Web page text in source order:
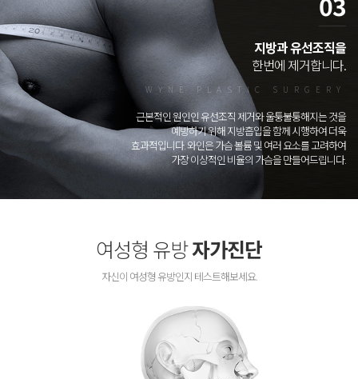
지방과 유선조직을
한번에 제거합니다.
WYNE PLASTIC SURGERY
근본적인 원인인 유선조직 제거와 울퉁불퉁해지는 것을
예방하기 위해 지방흡입을 함께 시행하여 더욱
효과적입니다. 와인은 가슴 볼륨 및 여러 요소를 고려하여
가장 이상적인 비율의 가슴을 만들어드립니다.
여성형 유방자가진단
자신이 여성형 유방인지 테스트해보세요.